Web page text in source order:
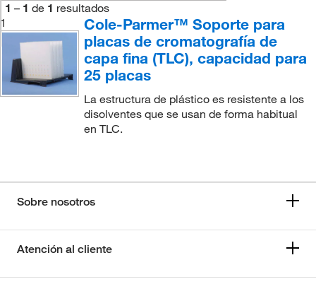
1 – 1 de 1 resultados
1
Cole-Parmer™ Soporte para
placas de cromatografía de
capa fina (TLC), capacidad para
25 placas
La estructura de plástico es resistente a los
disolventes que se usan de forma habitual
en TLC.
Sobre nosotros
Atención al cliente